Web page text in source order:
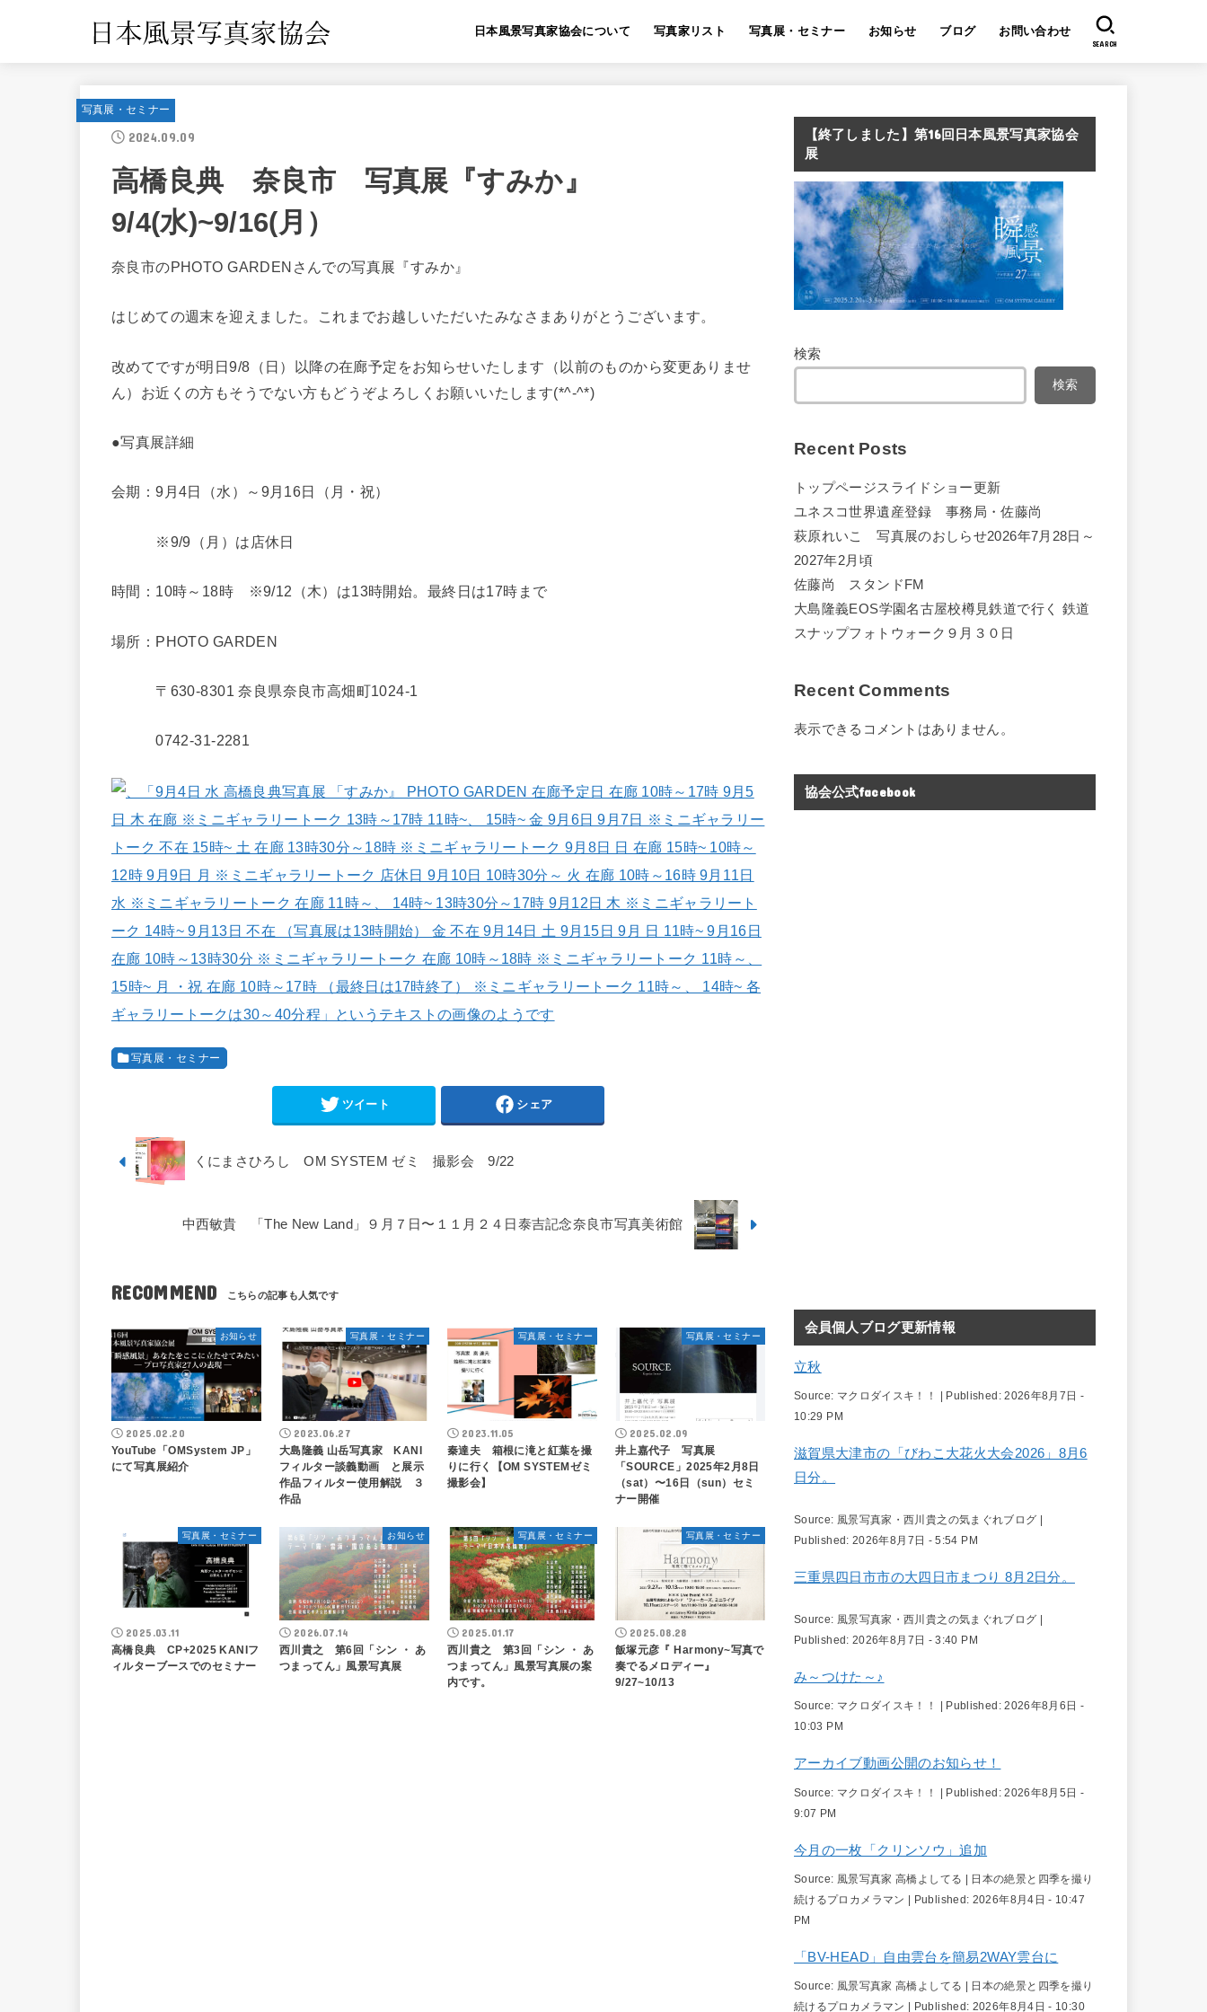
日本風景写真家協会について 写真家リスト 写真展・セミナー お知らせ ブログ お問い合わせ
SEARCH
写真展・セミナー
2024.09.09
高橋良典 奈良市 写真展『すみか』
9/4(水)~9/16(月）
奈良市のPHOTO GARDENさんでの写真展『すみか』
はじめての週末を迎えました。これまでお越しいただいたみなさまありがとうございます。
改めてですが明日9/8（日）以降の在廊予定をお知らせいたします（以前のものから変更ありませ
ん）お近くの方もそうでない方もどうぞよろしくお願いいたします(*^-^*)
●写真展詳細
会期：9月4日（水）～9月16日（月・祝）
※9/9（月）は店休日
時間：10時～18時 ※9/12（木）は13時開始。最終日は17時まで
場所：PHOTO GARDEN
〒630-8301 奈良県奈良市高畑町1024-1
0742-31-2281
写真展・セミナー
ツイート シェア
くにまさひろし OM SYSTEM ゼミ 撮影会 9/22
中西敏貴 「The New Land」９月７日〜１１月２４日泰吉記念奈良市写真美術館
RECOMMEND
お知らせ
2025.02.20
YouTube「OMSystem JP」
にて写真展紹介
写真展・セミナー
2023.06.27
大島隆義 山岳写真家 KANI
フィルター談義動画 と展示
作品フィルター使用解説 ３
作品
写真展・セミナー
2023.11.05
秦達夫 箱根に滝と紅葉を撮
りに行く【OM SYSTEMゼミ
撮影会】
写真展・セミナー
2025.02.09
井上嘉代子 写真展
「SOURCE」2025年2月8日
（sat）〜16日（sun）セミ
ナー開催
写真展・セミナー
2025.03.11
高橋良典 CP+2025 KANIフ
ィルターブースでのセミナー
お知らせ
2026.07.14
西川貴之 第6回「シン ・ あ
つまってん」風景写真展
写真展・セミナー
2025.01.17
西川貴之 第3回「シン ・ あ
つまってん」風景写真展の案
内です。
写真展・セミナー
2025.08.28
飯塚元彦『 Harmony~写真で
奏でるメロディー』
9/27~10/13
【終了しました】第16回日本風景写真家協会
展
検索
検索
Recent Posts
トップページスライドショー更新
ユネスコ世界遺産登録 事務局・佐藤尚
萩原れいこ 写真展のおしらせ2026年7月28日～
2027年2月頃
佐藤尚 スタンドFM
大島隆義EOS学園名古屋校樽見鉄道で行く 鉄道
スナップフォトウォーク９月３０日
Recent Comments
表示できるコメントはありません。
協会公式facebook
会員個人ブログ更新情報
立秋
Source: マクロダイスキ！！ Published:2026年8月7日 -
10:29 PM
滋賀県大津市の「びわこ大花火大会2026」8月6
日分。
Source: 風景写真家・西川貴之の気まぐれブログ |
Published: 2026年8月7日 - 5:54 PM
三重県四日市市の大四日市まつり 8月2日分。
Source: 風景写真家・西川貴之の気まぐれブログ |
Published: 2026年8月7日 - 3:40 PM
み～つけた～♪
Source: マクロダイスキ！！ Published:2026年8月6日 -
10:03 PM
アーカイブ動画公開のお知らせ！
Source: マクロダイスキ！！ | Published:2026年8月5日 -
9:07 PM
今月の一枚「クリンソウ」追加
Source: 風景写真家 高橋よしてる | 日本の絶景と四季を撮り
続けるプロカメラマン
Published: 2026年8月4日 - 10:47
PM
「BV-HEAD」自由雲台を簡易2WAY雲台に
Source: 風景写真家 高橋よしてる | 日本の絶景と四季を撮り
続けるプロカメラマン
Published: 2026年8月4日 - 10:30